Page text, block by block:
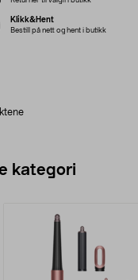
Klikk&Hent
Bestill på nett og hent i butikk
kategori